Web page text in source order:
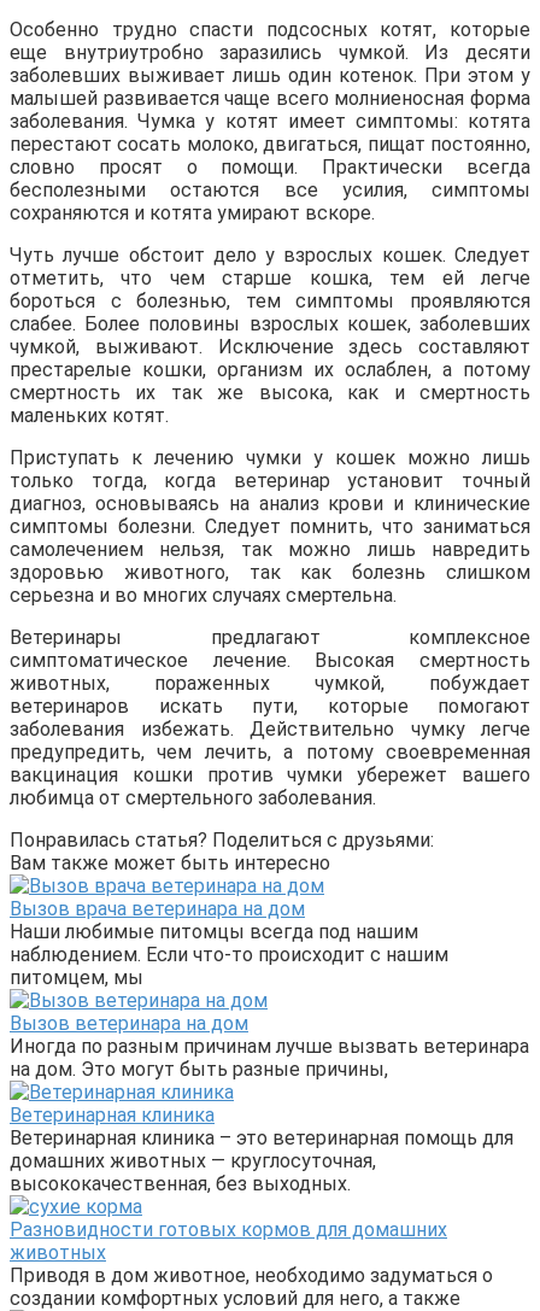
Особенно трудно спасти подсосных котят, которые
еще внутриутробно заразились чумкой. Из десяти
заболевших выживает лишь один котенок. При этом у
малышей развивается чаще всего молниеносная форма
заболевания. Чумка у котят имеет симптомы: котята
перестают сосать молоко, двигаться, пищат постоянно,
словно просят о помощи. Практически всегда
бесполезными остаются все усилия, симптомы
сохраняются и котята умирают вскоре.
Чуть лучше обстоит дело у взрослых кошек. Следует
отметить, что чем старше кошка, тем ей легче
бороться с болезнью, тем симптомы проявляются
слабее. Более половины взрослых кошек, заболевших
чумкой, выживают. Исключение здесь составляют
престарелые кошки, организм их ослаблен, а потому
смертность их так же высока, как и смертность
маленьких котят.
Приступать к лечению чумки у кошек можно лишь
только тогда, когда ветеринар установит точный
диагноз, основываясь на анализ крови и клинические
симптомы болезни. Следует помнить, что заниматься
самолечением нельзя, так можно лишь навредить
здоровью животного, так как болезнь слишком
серьезна и во многих случаях смертельна.
Ветеринары предлагают комплексное
симптоматическое лечение. Высокая смертность
животных, пораженных чумкой, побуждает
ветеринаров искать пути, которые помогают
заболевания избежать. Действительно чумку легче
предупредить, чем лечить, а потому своевременная
вакцинация кошки против чумки убережет вашего
любимца от смертельного заболевания.
Понравилась статья? Поделиться с друзьями:
Вам также может быть интересно
Вызов врача ветеринара на дом
Наши любимые питомцы всегда под нашим
наблюдением. Если что-то происходит с нашим
питомцем, мы
Вызов ветеринара на дом
Иногда по разным причинам лучше вызвать ветеринара
на дом. Это могут быть разные причины,
Ветеринарная клиника
Ветеринарная клиника – это ветеринарная помощь для
домашних животных — круглосуточная,
высококачественная, без выходных.
Разновидности готовых кормов для домашних
животных
Приводя в дом животное, необходимо задуматься о
создании комфортных условий для него, а также